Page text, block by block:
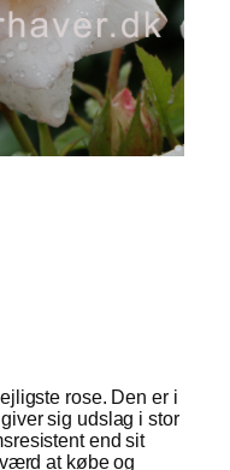
rose. Den er i
sig udslag i stor
end sit
at købe og